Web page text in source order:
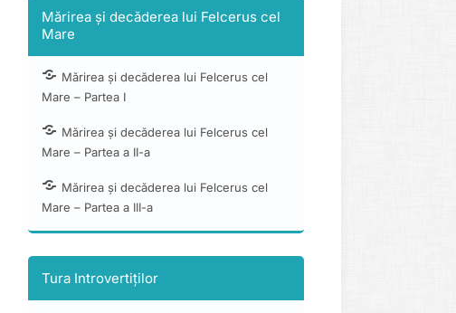
Mărirea și decăderea lui Felcerus cel
Mare
Mărirea și decăderea lui Felcerus cel
Mare – Partea I
Mărirea și decăderea lui Felcerus cel
Mare – Partea a II-a
Mărirea și decăderea lui Felcerus cel
Mare – Partea a III-a
Tura Introvertiților